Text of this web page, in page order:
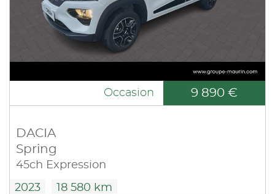
Occasion 9 890 €
DACIA
Spring
45ch Expression
2023 18 580 km